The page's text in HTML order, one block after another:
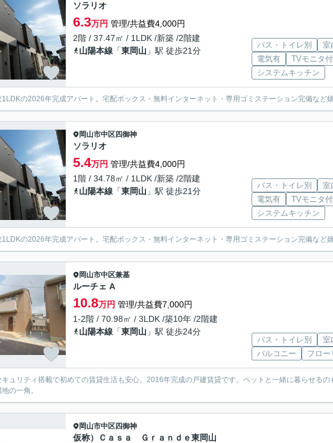
ソラリオ
6.3万円 管理/共益費4,000円
2階 / 37.47㎡ / 1LDK /新築 /2階建
山陽本線 「東岡山 」駅 徒歩21分
バス・トイレ別 室
電気有
TVモニタ
システムキッチン
の2026年完成アパート。宅配ボックス・無料インターネット・専用ゴミステーション完備など
岡山市中区四御神
ソラリオ
5.4万円 管理/共益費4,000円
1階 / 34.78㎡ / 1LDK /新築 /2階建
山陽本線 「東岡山 」駅 徒歩21分
バス・トイレ別 室
電気有
TVモニタ
システムキッチン
の2026年完成アパート。宅配ボックス・無料インターネット・専用ゴミステーション完備など
岡山市中区兼基
ルーチェ A
10.8万円 管理/共益費7,000円
1-2階 / 70.98㎡ / 3LDK /築10年 /2階建
山陽本線 「東岡山 」駅 徒歩24分
バス・トイレ別 室
バルコニー
フロー
キュリティ搭載で初めての賃貸生活も安心。2016年完成の戸建賃貸です。ペットと一緒に暮らせる
の一角。
岡山市中区四御神
仮称）Ｃａｓａ Ｇｒａｎｄｅ東岡山